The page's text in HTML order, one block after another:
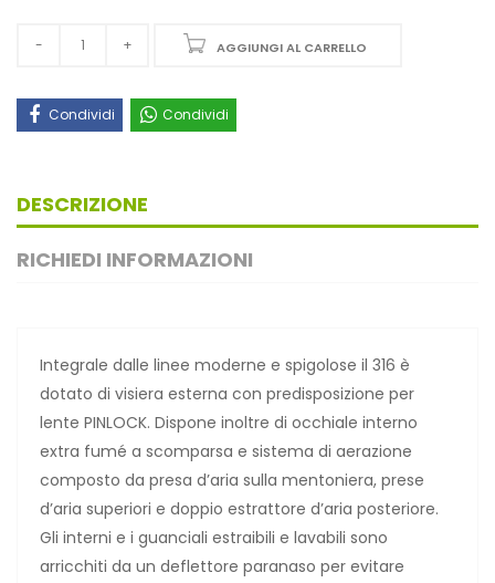
AGGIUNGI AL CARRELLO
Condividi Condividi
DESCRIZIONE
RICHIEDI INFORMAZIONI
Integrale dalle linee moderne e spigolose il 316 è
dotato di visiera esterna con predisposizione per
lente PINLOCK. Dispone inoltre di occhiale interno
extra fumé a scomparsa e sistema di aerazione
composto da presa d’aria sulla mentoniera, prese
d’aria superiori e doppio estrattore d’aria posteriore.
Gli interni e i guanciali estraibili e lavabili sono
arricchiti da un deflettore paranaso per evitare